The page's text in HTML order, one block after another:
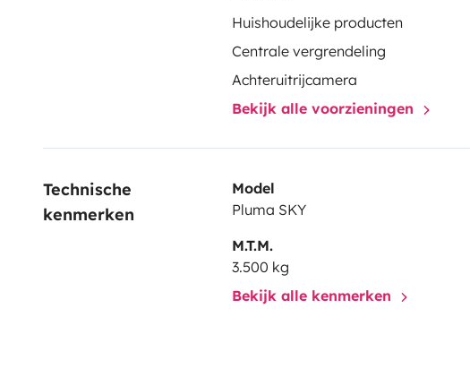
Huishoudelijke producten
Centrale vergrendeling
Achteruitrijcamera
Bekijk alle voorzieningen
Technische
kenmerken
Model
Pluma SKY
M.T.M.
3.500 kg
Bekijk alle kenmerken